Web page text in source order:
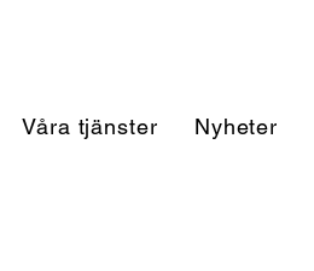
Våra tjänster Nyheter